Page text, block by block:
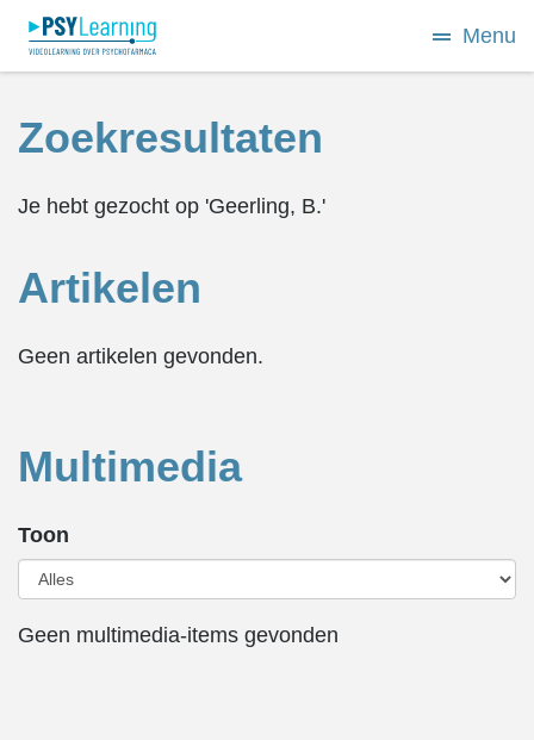
Menu
Zoekresultaten
Je hebt gezocht op 'Geerling, B.'
Artikelen
Geen artikelen gevonden.
Multimedia
Toon
Geen multimedia-items gevonden